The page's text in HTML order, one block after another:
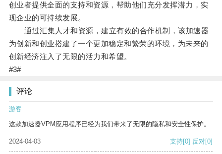
创业者提供全面的支持和资源，帮助他们充分发挥潜力，实
现企业的可持续发展。
通过汇集人才和资源，建立有效的合作机制，该加速器
为创新和创业搭建了一个更加稳定和繁荣的环境，为未来的
创新经济注入了无限的活力和希望。
#3#
评论
游客
这款加速器VPM应用程序已经为我们带来了无限的隐私和安全性保护。
2024-04-03 支持[0] 反对[0]